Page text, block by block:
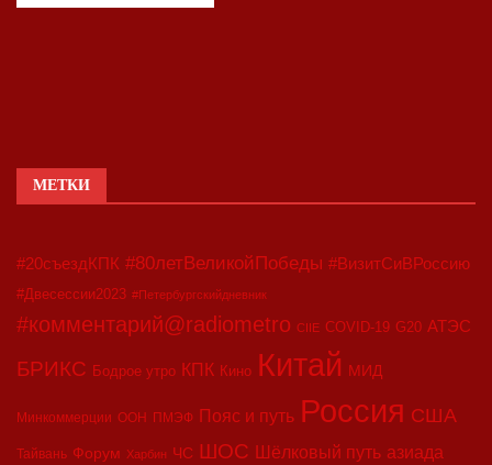
МЕТКИ
#20съездКПК #80летВеликойПобеды #ВизитСиВРоссию
#Двесессии2023 #Петербургскийдневник
#комментарий@radiometro CIIE COVID-19 G20 АТЭС
БРИКС Бодрое утро КПК Кино Китай МИД
Минкоммерции ООН ПМЭФ Пояс и путь Россия США
Тайвань Форум Харбин ЧС ШОС Шёлковый путь азиада